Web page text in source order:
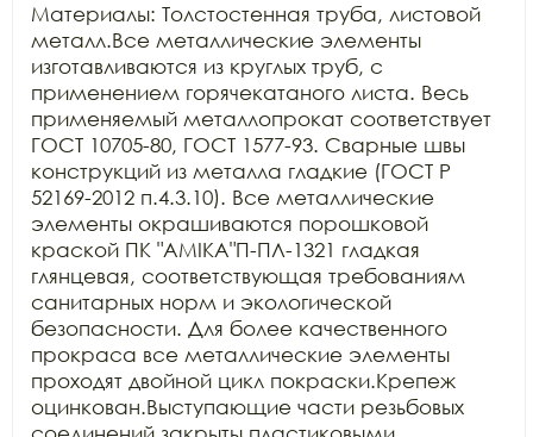
Материалы: Толстостенная труба, листовой
металл.Все металлические элементы
изготавливаются из круглых труб, с
применением горячекатаного листа. Весь
применяемый металлопрокат соответствует
ГОСТ 10705-80, ГОСТ 1577-93. Сварные швы
конструкций из металла гладкие (ГОСТ Р
52169-2012 п.4.3.10). Все металлические
элементы окрашиваются порошковой
краской ПК "АМIKA"П-ПЛ-1321 гладкая
глянцевая, соответствующая требованиям
санитарных норм и экологической
безопасности. Для более качественного
прокраса все металлические элементы
проходят двойной цикл покраски.Крепеж
оцинкован.Выступающие части резьбовых